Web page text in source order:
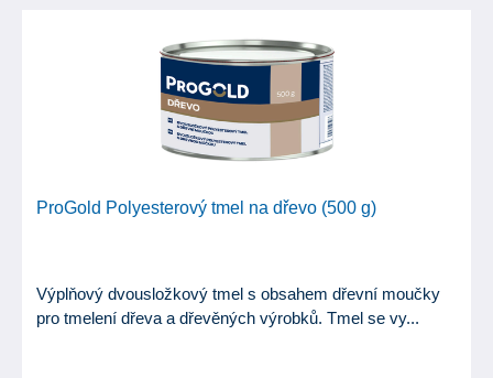
ProGold Polyesterový tmel na dřevo (500 g)
Výplňový dvousložkový tmel s obsahem dřevní moučky
pro tmelení dřeva a dřevěných výrobků. Tmel se vy...